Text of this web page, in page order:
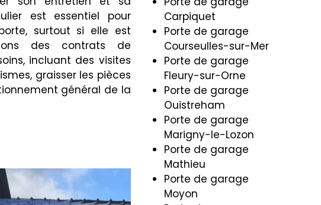
est essentiel pour
surtout si elle est
des contrats de
incluant des visites
graisser les pièces
général de la
Carpiquet
Porte de garage
Courseulles-sur-Mer
Porte de garage
Fleury-sur-Orne
Porte de garage
Ouistreham
Porte de garage
Marigny-le-Lozon
Porte de garage
Mathieu
Porte de garage
Moyon